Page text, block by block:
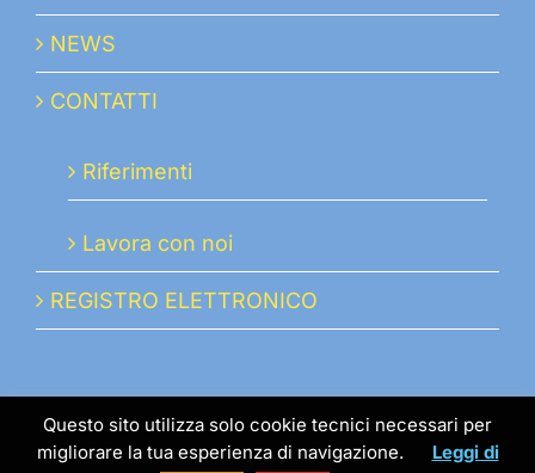
NEWS
CONTATTI
Riferimenti
Lavora con noi
REGISTRO ELETTRONICO
Questo sito utilizza solo cookie tecnici necessari per
migliorare la tua esperienza di navigazione.
Leggi di